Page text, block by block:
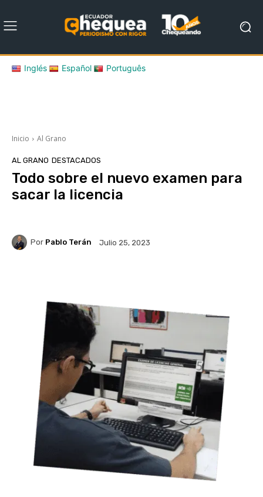
Inglés Español Português
Inicio Al Grano
AL GRANO DESTACADOS
Todo sobre el nuevo examen para
sacar la licencia
Por Pablo Terán Julio 25, 2023